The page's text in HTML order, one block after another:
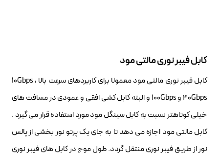
کابل فیبر نوری مالتی مود
کابل فیبر نوری مالتی مود معمولا برای کاربردهای سرعت بالا 10Gbps ،
40Gbps و 100Gbps و البته کابل کشی افقی و عمودی در مسافت های
خیلی کوتاهتر نسبت به کابل سینگل مود مورد استفاده قرار می گیرد .
کابل مالتی مود اجازه می دهد تا به جای یک پرتو نور بخشی از پالس
نور از طریق فیبر نوری منتقل گردد. طول موج در کابل های فیبر نوری